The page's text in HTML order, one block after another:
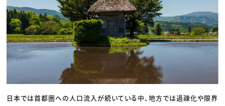
日本では首都圏への人口流入が続いている中、地方では過疎化や限界